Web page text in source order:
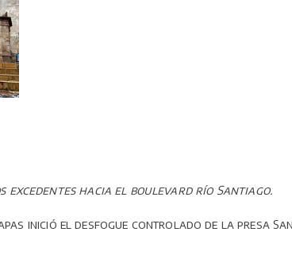
excedentes hacia el boulevard río Santiago.
inició el desfogue controlado de la presa